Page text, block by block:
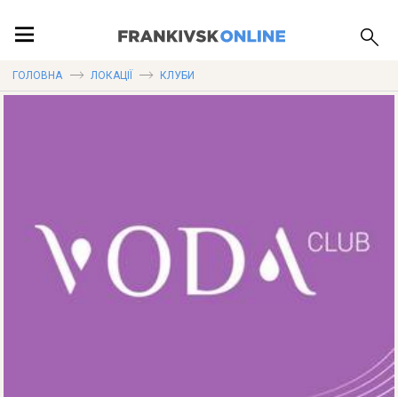
ПУБЛІКАЦІЇ
ГОЛОВНА ЛОКАЦІЇ КЛУБИ